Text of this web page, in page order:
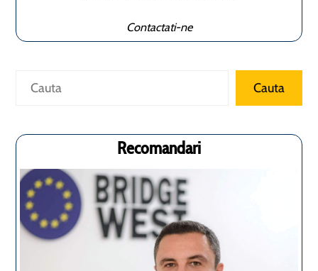
Contactati-ne
Caută Cauta
Recomandari